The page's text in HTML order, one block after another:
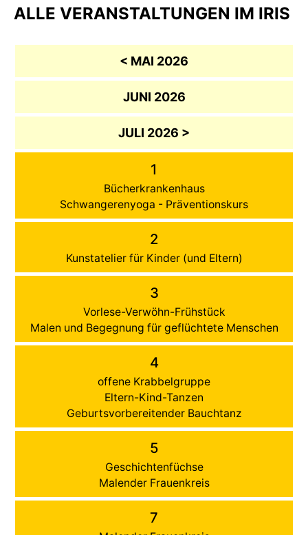
ALLE VERANSTALTUNGEN IM IRIS
< MAI 2026
JUNI 2026
JULI 2026 >
1
Bücherkrankenhaus
Schwangerenyoga - Präventionskurs
2
Kunstatelier für Kinder (und Eltern)
3
Vorlese-Verwöhn-Frühstück
Malen und Begegnung für geflüchtete Menschen
4
offene Krabbelgruppe
Eltern-Kind-Tanzen
Geburtsvorbereitender Bauchtanz
5
Geschichtenfüchse
Malender Frauenkreis
7